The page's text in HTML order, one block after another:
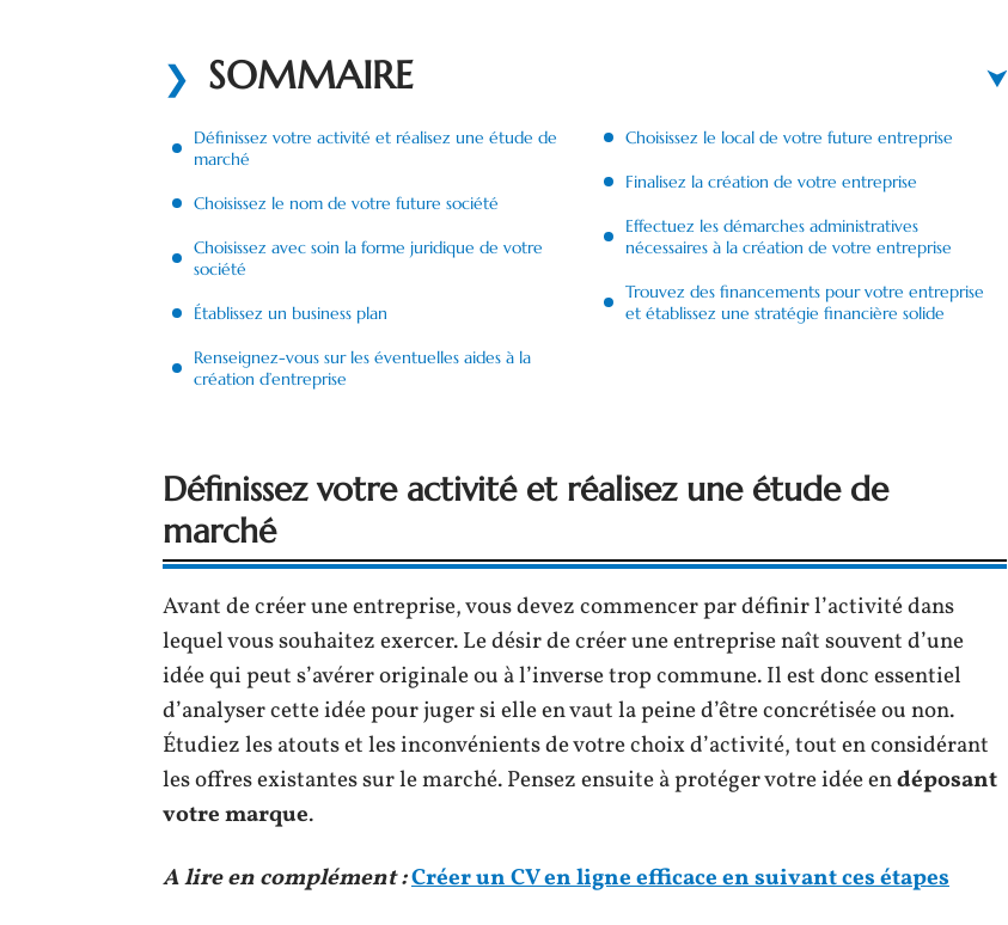
SOMMAIRE
Définissez votre activité et réalisez une étude de
marché
Choisissez le nom de votre future société
Choisissez avec soin la forme juridique de votre
société
Établissez un business plan
Renseignez-vous sur les éventuelles aides à la
création d’entreprise
Choisissez le local de votre future entreprise
Finalisez la création de votre entreprise
Effectuez les démarches administratives
nécessaires à la création de votre entreprise
Trouvez des financements pour votre entreprise
et établissez une stratégie financière solide
Définissez votre activité et réalisez une étude de
marché
Avant de créer une entreprise, vous devez commencer par définir l’activité dans
lequel vous souhaitez exercer. Le désir de créer une entreprise naît souvent d’une
idée qui peut s’avérer originale ou à l’inverse trop commune. Il est donc essentiel
d’analyser cette idée pour juger si elle en vaut la peine d’être concrétisée ou non.
Étudiez les atouts et les inconvénients de votre choix d’activité, tout en considérant
les offres existantes sur le marché. Pensez ensuite à protéger votre idée endéposant
votre marque.
A lire en complément :Créer un CV en ligne efficace en suivant ces étapes